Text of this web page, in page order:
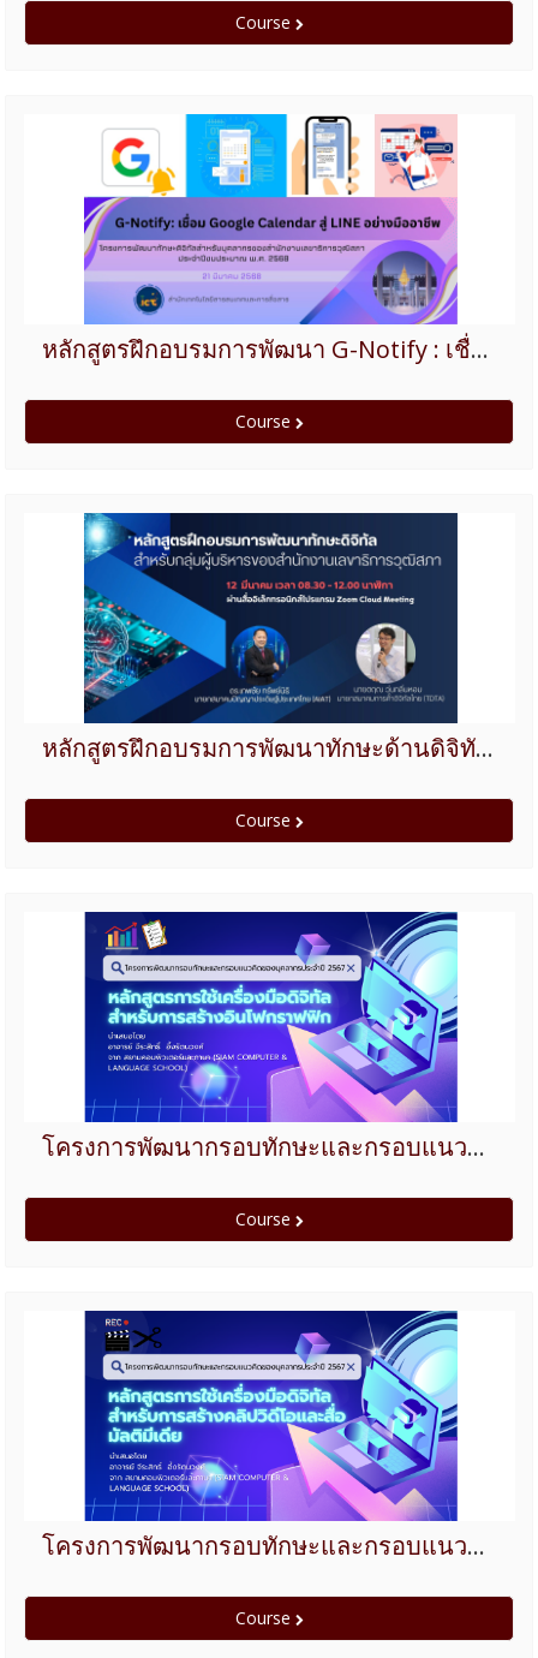
Course
หลักสูตรฝึกอบรมการพัฒนา G-Notify : เชื่อม Google Calendar สู่ LINE อย่างมืออาชีพ ปีงบประมาณ 2568
Course
หลักสูตรฝึกอบรมการพัฒนาทักษะด้านดิจิทัลสำหรับกลุ่มผู้บริหารของสำนักงานเลขาธิการวุฒิสภา ประจำปีงบประมาณ 2568
Course
โครงการพัฒนากรอบทักษะและกรอบแนวคิดของบุคลากร ประจำปี 2567 หลักสูตรการใช้เครื่องมือดิจิทัลสำหรับการสร้างอินโฟกราฟฟิก
Course
โครงการพัฒนากรอบทักษะและกรอบแนวคิดของบุคลากร ประจำปี 2567 หลักสูตรการใช้เครื่องมือดิจิทัลสำหรับการสร้างคลิปวิดีโอและสื่อมัลติมีเดีย
Course